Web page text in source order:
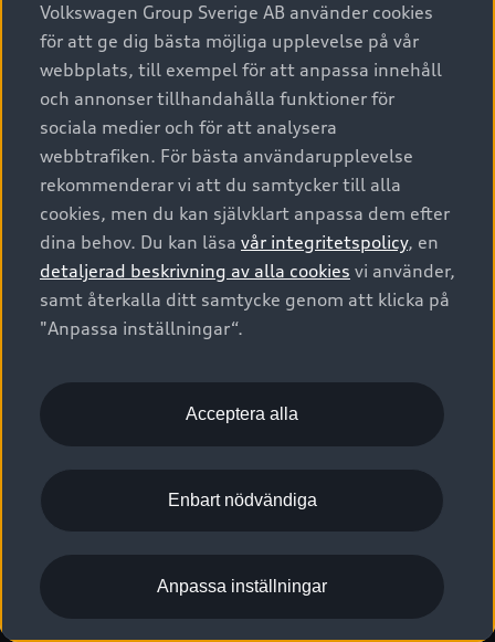
A6 modellerna
SUV
Avant
Audi Sport
Privatleasing
Nya bilar i lager
Begagnade bilar i lager
Audi approved :plus - så gott som nya
Finansiering
Audi exclusive
Provkörning
Service & tillbehör
Audi digital services
Originaltillbehör - köp online
Garantier
Försäkring
Digitala manualer för din Audi
Audi Collection – livsstilsartiklar
Vanliga frågor
2G/3G nätet stängs ned - Hur påverkas min bil av detta?
Tjänstebil
Tjänstebil
Business lease online
Företagsleasing
Om Audi Sverige
Kontakta oss
Audi Återförsäljare/-serviceverkstad
myAudi
Pressmeddelanden
Nyhetsbrev
Vårt hållbarhetsarbete
Lediga tjänster huvudkontor
Lediga tjänster hos Audi Återförsäljare
Kommentar till mediauppgifter om dataläcka
© 2026 AUDI SVERIGE. All Rights Reserved.
Utgivare Juridiskt
Juridiskt Audi AG
Juridiskt Audi Digital Giveaway
Anpassa inställningar för cookies
Visselblåsarkanaler
Volkswagen Group Sverige AB använder cookies
för att ge dig bästa möjliga upplevelse på vår
webbplats, till exempel för att anpassa innehåll
och annonser tillhandahålla funktioner för
sociala medier och för att analysera
webbtrafiken. För bästa användarupplevelse
rekommenderar vi att du samtycker till alla
cookies, men du kan självklart anpassa dem efter
dina behov. Du kan läsa vår integritetspolicy, en
detaljerad beskrivning av alla cookies vi använder,
samt återkalla ditt samtycke genom att klicka på
"Anpassa inställningar“.
Acceptera alla
Enbart nödvändiga
Anpassa inställningar